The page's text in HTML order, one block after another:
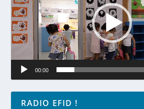
00:00
RADIO EFID !